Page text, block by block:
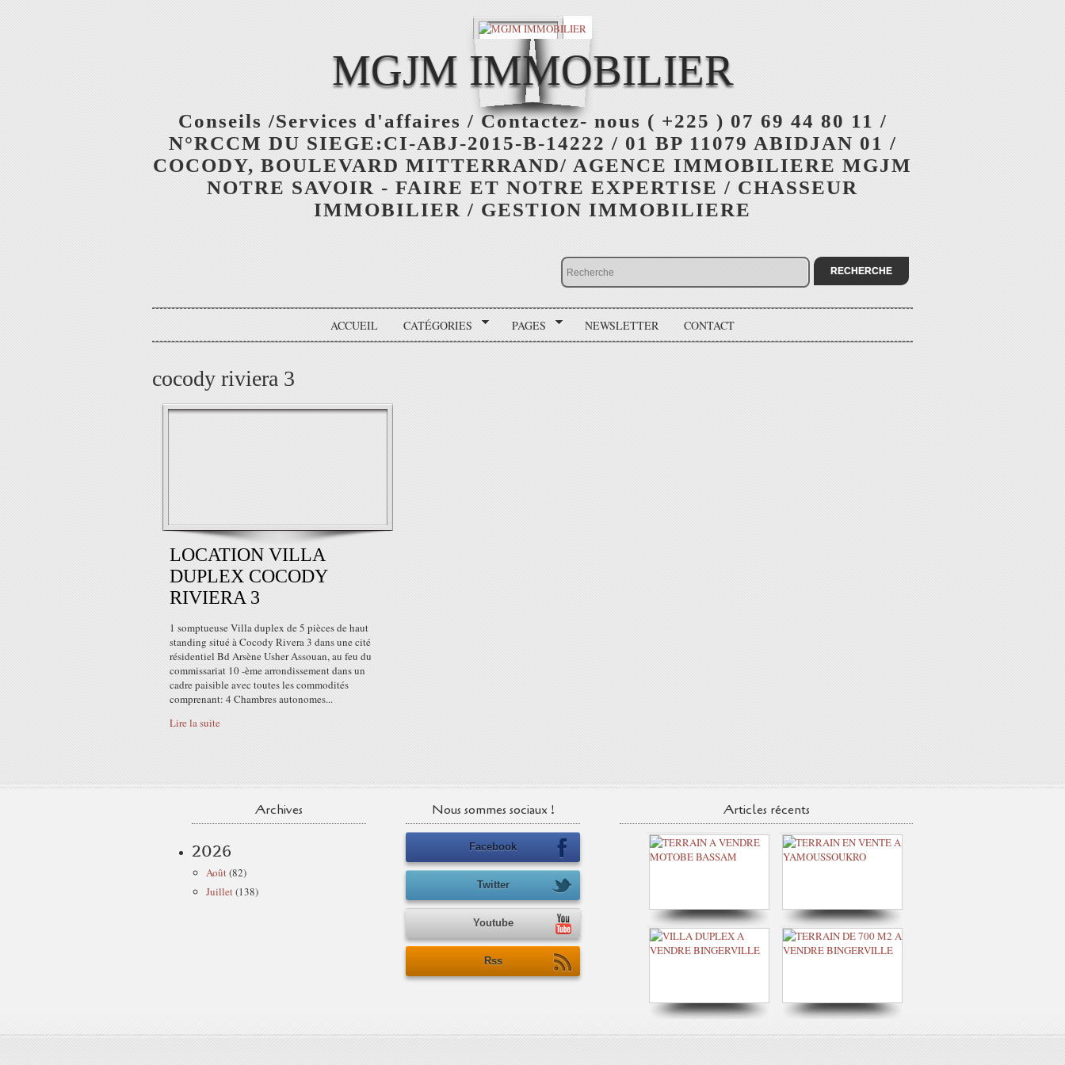
MGJM IMMOBILIER
Conseils /Services d'affaires / Contactez- nous ( +225 ) 07 69 44 80 11 /
N°RCCM DU SIEGE:CI-ABJ-2015-B-14222 / 01 BP 11079 ABIDJAN 01 /
COCODY, BOULEVARD MITTERRAND/ AGENCE IMMOBILIERE MGJM
NOTRE SAVOIR - FAIRE ET NOTRE EXPERTISE / CHASSEUR
IMMOBILIER / GESTION IMMOBILIERE
ACCUEIL CATÉGORIES PAGES NEWSLETTER CONTACT
cocody riviera 3
LOCATION VILLA
DUPLEX COCODY
RIVIERA 3
1 somptueuse Villa duplex de 5 pièces de haut
standing situé à Cocody Rivera 3 dans une cité
résidentiel Bd Arsène Usher Assouan, au feu du
commissariat 10 -ème arrondissement dans un
cadre paisible avec toutes les commodités
comprenant: 4 Chambres autonomes...
Lire la suite
Archives
2026
Août(82)
Juillet(138)
Nous sommes sociaux !
Facebook
Twitter
Youtube
Rss
Articles récents